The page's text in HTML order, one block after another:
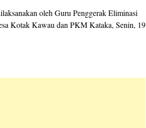
oleh Guru Penggerak Eliminasi
Kotak Kawau dan PKM Kataka, Senin, 19